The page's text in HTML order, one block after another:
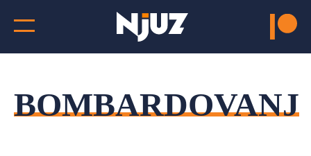
BOMBARDOVANJ